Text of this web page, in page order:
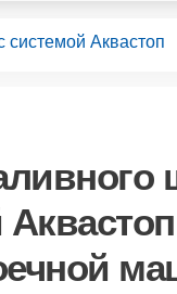
системой Аквастоп